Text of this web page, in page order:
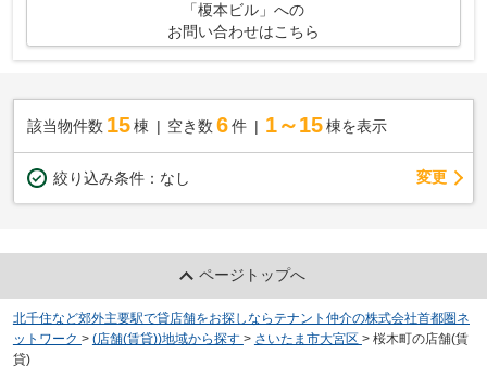
「榎本ビル」への
お問い合わせはこちら
該当物件数 15棟 空き数 6 件 1～15 棟を表示
絞り込み条件： なし 変更
ページトップへ
北千住など郊外主要駅で貸店舗をお探しならテナント仲介の株式会社首都圏ネ
ットワーク > (店舗(賃貸))地域から探す > さいたま市大宮区 > 桜木町の店舗(賃
貸)